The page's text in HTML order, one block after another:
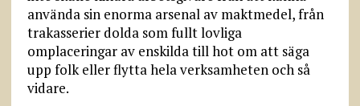
använda sin enorma arsenal av maktmedel, från
trakasserier dolda som fullt lovliga
omplaceringar av enskilda till hot om att säga
upp folk eller flytta hela verksamheten och så
vidare.